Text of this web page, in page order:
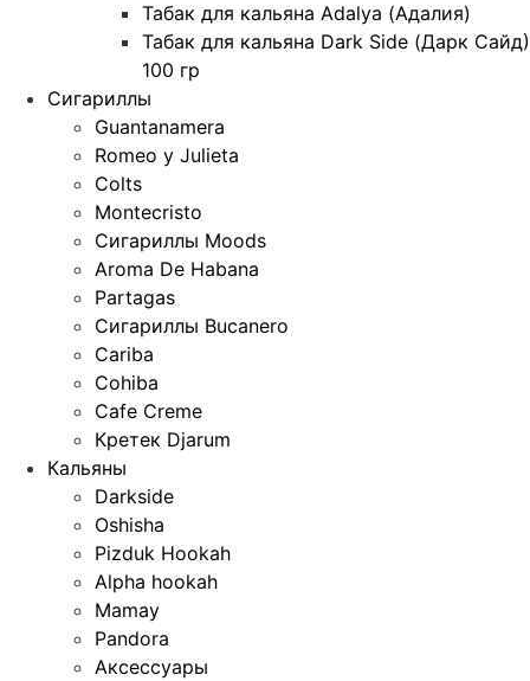
Табак для кальяна Adalya (Адалия)
Табак для кальяна Dark Side (Дарк Сайд)
100 гр
Сигариллы
Guantanamera
Romeo y Julieta
Colts
Montecristo
Сигариллы Moods
Aroma De Habana
Partagas
Сигариллы Bucanero
Cariba
Cohiba
Cafe Creme
Кретек Djarum
Кальяны
Darkside
Oshisha
Pizduk Hookah
Alpha hookah
Mamay
Pandora
Аксессуары